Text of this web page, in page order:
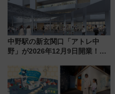
中野駅の新玄関口「アトレ中
野」が2026年12月9日開業！新
注目スポット